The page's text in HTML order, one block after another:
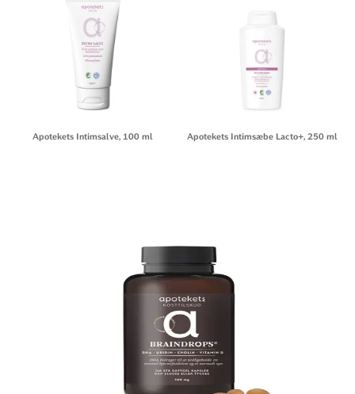
Apotekets Intimsalve, 100 ml Apotekets Intimsæbe Lacto+, 250 ml